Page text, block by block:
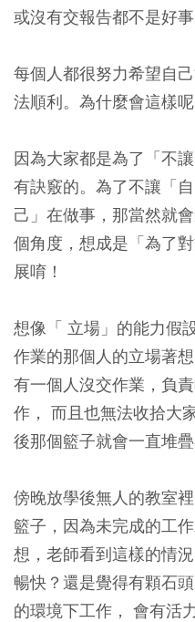
或沒有交報告都不是好事
每個人都很努力希望自
法順利。為什麼會這樣呢
因為大家都是為了「不
有訣竅的。為了不讓「
己」在做事，那當然就
個角度，想成是「為了
展唷！
想像「 立場」的能力假
作業的那個人的立場著
有一個人沒交作業，負
作， 而且也無法收拾大
後那個籃子就會一直堆疊
傍晚放學後無人的教室
籃子，因為未完成的工
想，老師看到這樣的情
暢快？還是覺得有顆石
的環境下工作， 會有活